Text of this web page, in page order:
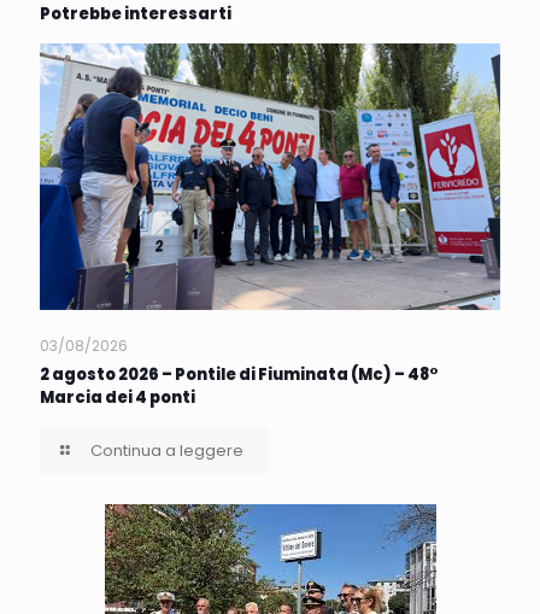
Potrebbe interessarti
03/08/2026
2 agosto 2026 – Pontile di Fiuminata (Mc) – 48°
Marcia dei 4 ponti
Continua a leggere